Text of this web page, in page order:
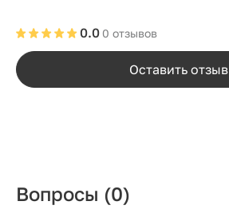
0 отзывов
0.0
Оставить отзыв
Вопросы (0)